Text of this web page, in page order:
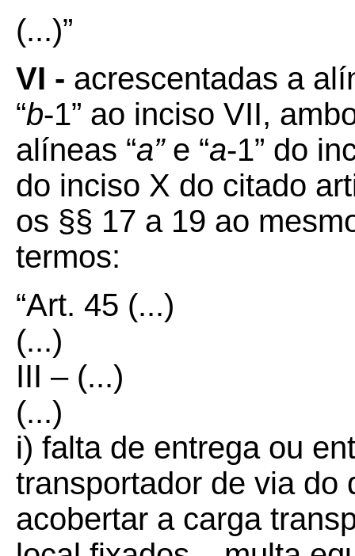
(...)”
VI - acrescentadas a
“b-1” ao inciso VII,
alíneas “a”e “a-1” do
do inciso X do citado
os §§ 17 a 19 ao
termos:
“Art. 45 (...)
(...)
III – (...)
(...)
i) falta de entrega ou
transportador de via do
acobertar a carga